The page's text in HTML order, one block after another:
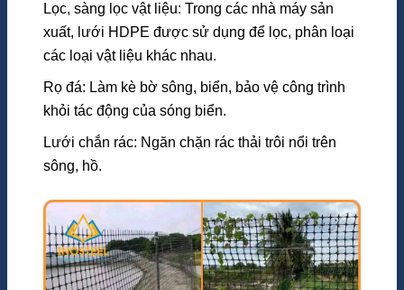
Lọc, sàng lọc vật liệu: Trong các nhà máy sản
xuất, lưới HDPE được sử dụng để lọc, phân loại
các loại vật liệu khác nhau.
Rọ đá: Làm kè bờ sông, biển, bảo vệ công trình
khỏi tác động của sóng biển.
Lưới chắn rác: Ngăn chặn rác thải trôi nổi trên
sông, hồ.